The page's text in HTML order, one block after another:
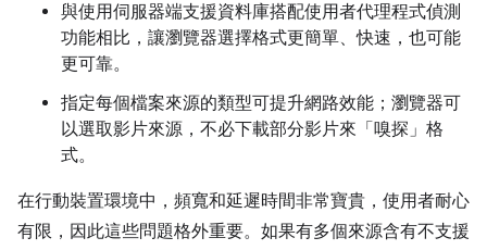
與使用伺服器端支援資料庫搭配使用者代理程式偵測
功能相比，讓瀏覽器選擇格式更簡單、快速，也可能
更可靠。
指定每個檔案來源的類型可提升網路效能；瀏覽器可
以選取影片來源，不必下載部分影片來「嗅探」格
式。
在行動裝置環境中，頻寬和延遲時間非常寶貴，使用者耐心
有限，因此這些問題格外重要。如果有多個來源含有不支援